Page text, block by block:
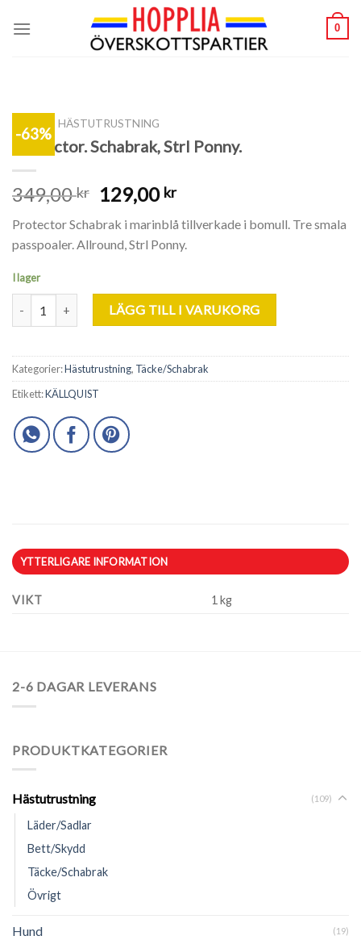
0
-63%
HÄSTUTRUSTNING
Protector. Schabrak, Strl Ponny.
349,00kr 129,00 kr
Protector Schabrak i marinblå tillverkade i bomull. Tre smala
passpoaler. Allround, Strl Ponny.
I lager
Protector. Schabrak, Strl Ponny. mängd
LÄGG TILL I VARUKORG
Kategorier:Hästutrustning, Täcke/Schabrak
Etikett:KÄLLQUIST
YTTERLIGARE INFORMATION
VIKT 1 kg
2-6 DAGAR LEVERANS
PRODUKTKATEGORIER
Hästutrustning (109)
Läder/Sadlar
Bett/Skydd
Täcke/Schabrak
Övrigt
Hund (19)